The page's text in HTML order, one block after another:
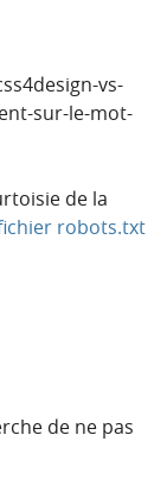
vs-
sur-le-mot-
de la
robots.txt
de ne pas